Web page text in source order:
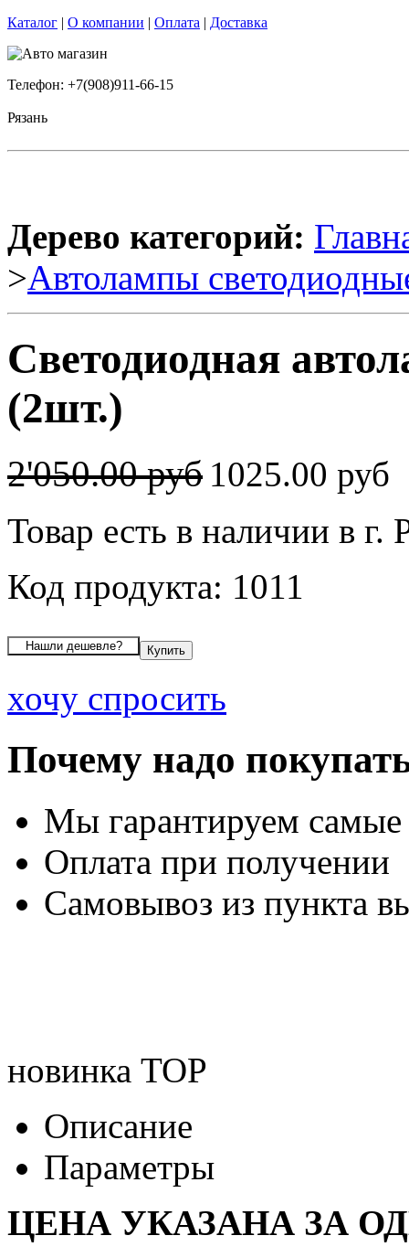
Каталог | О компании | Оплата | Доставка
Телефон: +7(908)911-66-15
Рязань
Дерево категорий:
>Автолампы
Светодиодная
(2шт.)
2'050.00 руб 1025.00 руб
Товар есть в наличии в г.
Код продукта: 1011
хочу спросить
Почему надо
Мы гарантируем
Оплата при получении
Самовывоз из пункта
новинка TOP
Описание
Параметры
ЦЕНА УКАЗАНА ЗА